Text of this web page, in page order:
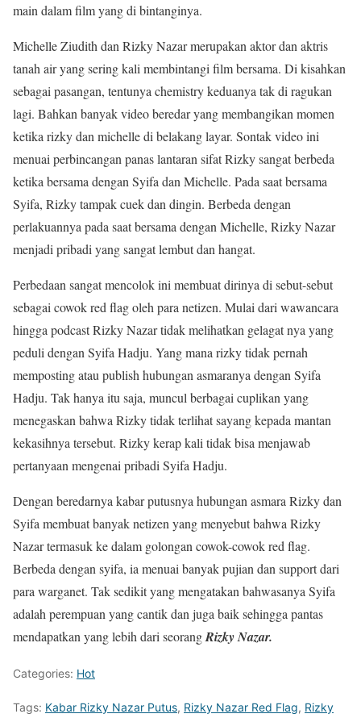
main dalam film yang di bintanginya.
Michelle Ziudith dan Rizky Nazar merupakan aktor dan aktris
tanah air yang sering kali membintangi film bersama. Di kisahkan
sebagai pasangan, tentunya chemistry keduanya tak di ragukan
lagi. Bahkan banyak video beredar yang membangikan momen
ketika rizky dan michelle di belakang layar. Sontak video ini
menuai perbincangan panas lantaran sifat Rizky sangat berbeda
ketika bersama dengan Syifa dan Michelle. Pada saat bersama
Syifa, Rizky tampak cuek dan dingin. Berbeda dengan
perlakuannya pada saat bersama dengan Michelle, Rizky Nazar
menjadi pribadi yang sangat lembut dan hangat.
Perbedaan sangat mencolok ini membuat dirinya di sebut-sebut
sebagai cowok red flag oleh para netizen. Mulai dari wawancara
hingga podcast Rizky Nazar tidak melihatkan gelagat nya yang
peduli dengan Syifa Hadju. Yang mana rizky tidak pernah
memposting atau publish hubungan asmaranya dengan Syifa
Hadju. Tak hanya itu saja, muncul berbagai cuplikan yang
menegaskan bahwa Rizky tidak terlihat sayang kepada mantan
kekasihnya tersebut. Rizky kerap kali tidak bisa menjawab
pertanyaan mengenai pribadi Syifa Hadju.
Dengan beredarnya kabar putusnya hubungan asmara Rizky dan
Syifa membuat banyak netizen yang menyebut bahwa Rizky
Nazar termasuk ke dalam golongan cowok-cowok red flag.
Berbeda dengan syifa, ia menuai banyak pujian dan support dari
para warganet. Tak sedikit yang mengatakan bahwasanya Syifa
adalah perempuan yang cantik dan juga baik sehingga pantas
mendapatkan yang lebih dari seorangRizky Nazar.
Categories: Hot
Tags: Kabar Rizky Nazar Putus, Rizky Nazar Red Flag, Rizky